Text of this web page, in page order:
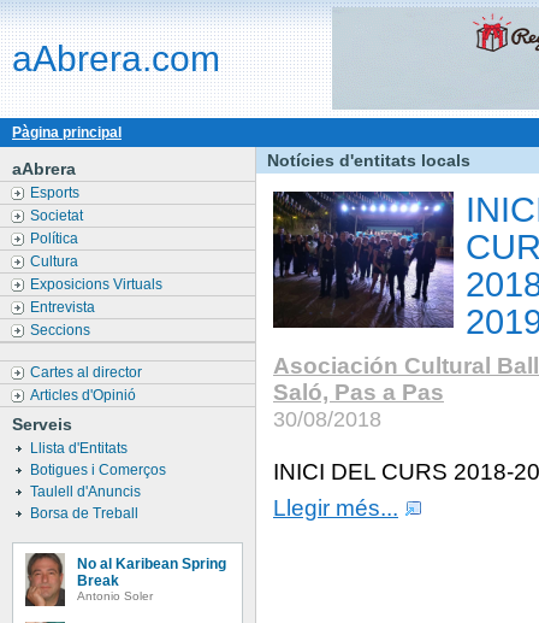
aAbrera.com
Pàgina principal
aAbrera
Esports
Societat
Política
Cultura
Exposicions Virtuals
Entrevista
Seccions
Cartes al director
Articles d'Opinió
Serveis
Llista d'Entitats
Botigues i Comerços
Taulell d'Anuncis
Borsa de Treball
No al Karibean Spring
Break
Antonio Soler
Notícies d'entitats locals
Asociación Cultural
Saló, Pas a Pas
30/08/2018
INICI DEL CURS 2018-
Llegir més...